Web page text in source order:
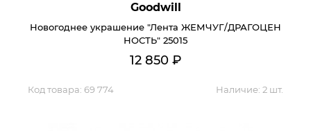
Goodwill
Новогоднее украшение "Лента ЖЕМЧУГ/ДРАГОЦЕН
НОСТЬ" 25015
12 850 ₽
Код товара: 69 774 Наличие: 2 шт.